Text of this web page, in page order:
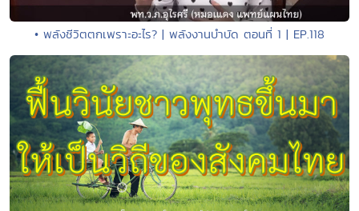
• พลังชีวิตตกเพราะอะไร? | พลังงานบำบัด ตอนที่ 1 | EP.118